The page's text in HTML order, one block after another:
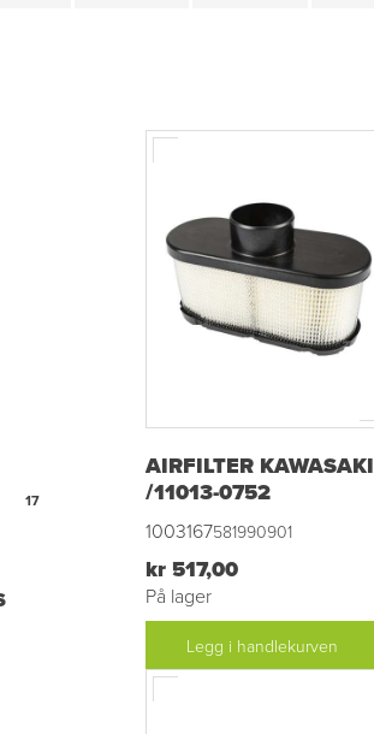
17
AIRFILTER KAWASAKI
/11013-0752
1003167581990901
kr 517,00
På lager
Legg i handlekurven